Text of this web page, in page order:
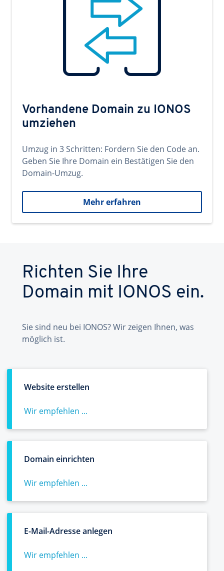
Vorhandene Domain zu IONOS
umziehen
Umzug in 3 Schritten: Fordern Sie den Code an.
Geben Sie Ihre Domain ein Bestätigen Sie den
Domain-Umzug.
Mehr erfahren
Richten Sie Ihre
Domain mit IONOS ein.
Sie sind neu bei IONOS? Wir zeigen Ihnen, was
möglich ist.
Website erstellen
Wir empfehlen ...
Domain einrichten
Wir empfehlen ...
E-Mail-Adresse anlegen
Wir empfehlen ...